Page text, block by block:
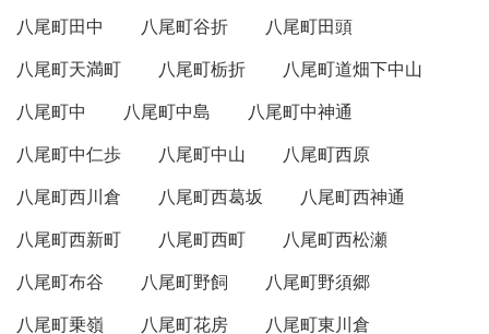
八尾町田中
八尾町谷折
八尾町田頭
八尾町天満町
八尾町栃折
八尾町道畑下中山
八尾町中
八尾町中島
八尾町中神通
八尾町中仁歩
八尾町中山
八尾町西原
八尾町西川倉
八尾町西葛坂
八尾町西神通
八尾町西新町
八尾町西町
八尾町西松瀬
八尾町布谷
八尾町野飼
八尾町野須郷
八尾町乗嶺
八尾町花房
八尾町東川倉